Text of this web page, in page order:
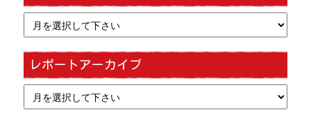
レポートアーカイブ